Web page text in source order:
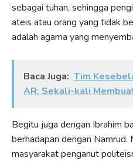
sebagai tuhan, sehingga
ateis atau orang yang tidak
adalah agama yang
Baca Juga: Tim
AR: Sekali-kali
Begitu juga dengan Ibrahim
berhadapan dengan
masyarakat penganut